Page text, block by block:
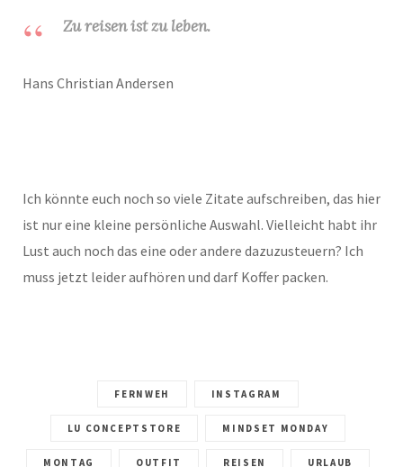
Zu reisen ist zu leben.
Hans Christian Andersen
Ich könnte euch noch so viele Zitate aufschreiben, das hier
ist nur eine kleine persönliche Auswahl. Vielleicht habt ihr
Lust auch noch das eine oder andere dazuzusteuern? Ich
muss jetzt leider aufhören und darf Koffer packen.
FERNWEH INSTAGRAM
LU CONCEPTSTORE MINDSET MONDAY
MONTAG OUTFIT REISEN URLAUB